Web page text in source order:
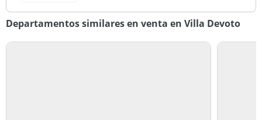
Departamentos similares en venta en Villa Devoto